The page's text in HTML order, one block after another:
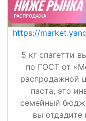
https://
5 кг спагетти
по ГОСТ от
распродажной
паста, это
семейный
вы отдадите